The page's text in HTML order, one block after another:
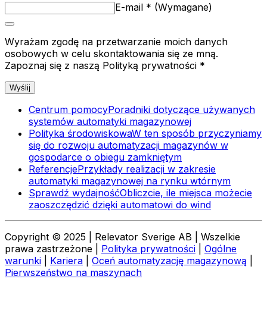
E-mail * (Wymagane)
Wyrażam zgodę na przetwarzanie moich danych
osobowych w celu skontaktowania się ze mną.
Zapoznaj się z naszą Polityką prywatności *
Wyślij
Centrum pomocyPoradniki dotyczące używanych
systemów automatyki magazynowej
Polityka środowiskowaW ten sposób przyczyniamy
się do rozwoju automatyzacji magazynów w
gospodarce o obiegu zamkniętym
ReferencjePrzykłady realizacji w zakresie
automatyki magazynowej na rynku wtórnym
Sprawdź wydajnośćObliczcie, ile miejsca możecie
zaoszczędzić dzięki automatowi do wind
Copyright © 2025 | Relevator Sverige AB | Wszelkie
prawa zastrzeżone | Polityka prywatności
Ogólne
warunki
Kariera Oceń automatyzację magazynową
Pierwszeństwo na maszynach